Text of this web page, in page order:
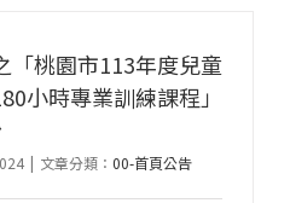
「桃園市113年度兒童
小時專業訓練課程」
| 文章分類： 00-首頁公告